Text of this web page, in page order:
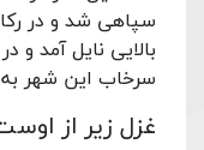
سپاهی شد و در
بالایی نایل آمد و
سرخاب این شهر
غزل زیر از